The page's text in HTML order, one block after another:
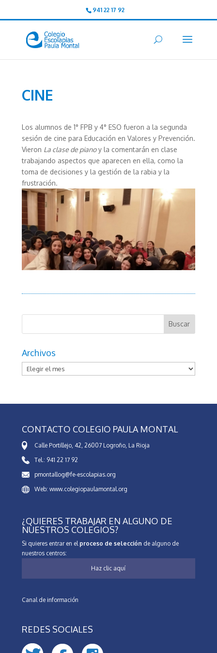
941 22 17 92
CINE
Los alumnos de 1° FPB y 4° ESO fueron a la segunda
sesión de cine para Educación en Valores y Prevención.
Vieron La clase de pianoy la comentarán en clase
trabajando aspectos que aparecen en ella, como la
toma de decisiones y la gestión de la rabia y la
frustración.
Archivos
Archivos
CONTACTO COLEGIO PAULA MONTAL
Calle Portillejo, 42, 26007 Logroño, La Rioja
Tel.: 941 22 17 92
pmontallog@fe-escolapias.org
Web: www.colegiopaulamontal.org
¿QUIERES TRABAJAR EN ALGUNO DE
NUESTROS COLEGIOS?
Si quieres entrar en el proceso de selección de alguno de
nuestros centros:
Haz clic aquí
Canal de información
REDES SOCIALES